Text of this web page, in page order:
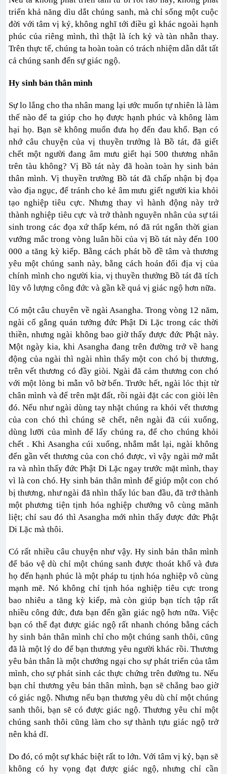
triển khả năng dìu dắt chúng sanh, mà chỉ sống một cuộc
đời với tâm vị kỷ, không nghĩ tới điều gì khác ngoài hạnh
phúc của riêng mình, thì thật là ích kỷ và tàn nhẫn thay.
Trên thực tế, chúng ta hoàn toàn có trách nhiệm dẫn dắt tất
cả chúng sanh đến sự giác ngộ.
Hy sinh bản thân mình
Sự lo lắng cho tha nhân mang lại ước muốn tự nhiên là làm
thế nào để ta giúp cho họ được hạnh phúc và không làm
hại họ. Bạn sẽ không muốn đưa họ đến đau khổ. Bạn có
nhớ câu chuyện của vị thuyền trưởng là Bồ tát, đã giết
chết một người đang âm mưu giết hại 500 thương nhân
trên tàu không? Vị Bồ tát này đã hoàn toàn hy sinh bản
thân mình. Vị thuyền trưởng Bồ tát đã chấp nhận bị đọa
vào địa ngục, để tránh cho kẻ âm mưu giết người kia khỏi
tạo nghiệp tiêu cực. Nhưng thay vì hành động này trở
thành nghiệp tiêu cực và trở thành nguyên nhân của sự tái
sinh trong các đọa xứ thấp kém, nó đã rút ngắn thời gian
vướng mắc trong vòng luân hồi của vị Bồ tát này đến 100
000 a tăng kỳ kiếp. Bằng cách phát bồ đề tâm và thương
yêu một chúng sanh này, bằng cách hoán đổi địa vị của
chính mình cho người kia, vị thuyền thưởng Bồ tát đã tích
lũy vô lượng công đức và gần kề quả vị giác ngộ hơn nữa.
Có một câu chuyên về ngài Asangha. Trong vòng 12 năm,
ngài cố gắng quán tưởng đức Phật Di Lặc trong các thời
thiền, nhưng ngài không bao giờ thấy được đức Phật này.
Một ngày kia, khi Asangha đang trên đường trở về hang
động của ngài thì ngài nhìn thấy một con chó bị thương,
trên vết thương có đầy giòi. Ngài đã cảm thương con chó
với một lòng bi mẫn vô bờ bến. Trước hết, ngài lóc thịt từ
chân mình và để trên mặt đất, rồi ngài đặt các con giòi lên
đó. Nếu như ngài dùng tay nhặt chúng ra khỏi vết thương
của con chó thì chúng sẽ chết, nên ngài đã cúi xuống,
dùng lưỡi của mình để lấy chúng ra, để cho chúng khỏi
chết . Khi Asangha cúi xuống, nhắm mắt lại, ngài không
đến gần vết thương của con chó được, vì vậy ngài mở mắt
ra và nhìn thấy đức Phật Di Lặc ngay trước mặt mình, thay
vì là con chó. Hy sinh bản thân mình để giúp một con chó
bị thương, như ngài đã nhìn thấy lúc ban đầu, đã trở thành
một phương tiện tịnh hóa nghiệp chướng vô cùng mãnh
liệt; chỉ sau đó thì Asangha mới nhìn thấy được đức Phật
Di Lặc mà thôi.
Có rất nhiều câu chuyện như vậy. Hy sinh bản thân mình
để bảo vệ dù chỉ một chúng sanh được thoát khổ và đưa
họ đến hạnh phúc là một pháp tu tịnh hóa nghiệp vô cùng
mạnh mẽ. Nó không chỉ tịnh hóa nghiệp tiêu cực trong
bao nhiêu a tăng kỳ kiếp, mà còn giúp bạn tích tập rất
nhiều công đức, đưa bạn đến gần giác ngộ hơn nữa. Việc
bạn có thể đạt được giác ngộ rất nhanh chóng bằng cách
hy sinh bản thân mình chỉ cho một chúng sanh thôi, cũng
đã là một lý do để bạn thương yêu người khác rồi. Thương
yêu bản thân là một chướng ngại cho sự phát triển của tâm
mình, cho sự phát sinh các thực chứng trên đường tu. Nếu
bạn chỉ thương yêu bản thân mình, bạn sẽ chẳng bao giờ
có giác ngộ. Nhưng nếu bạn thương yêu dù chỉ một chúng
sanh thôi, bạn sẽ có được giác ngộ. Thương yêu chỉ một
chúng sanh thôi cũng làm cho sự thành tựu giác ngộ trở
nên khả dĩ.
Do đó, có một sự khác biệt rất to lớn. Với tâm vị kỷ, bạn sẽ
không có hy vọng đạt được giác ngộ, nhưng chỉ cần